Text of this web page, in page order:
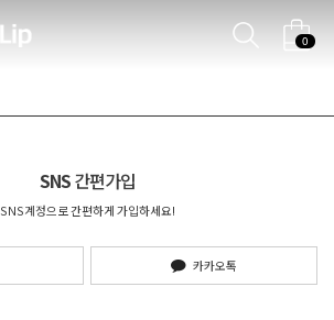
0
SNS간편가입
SNS계정으로 간편하게 가입하세요!
카카오톡